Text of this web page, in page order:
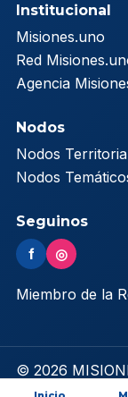
Institucional
Misiones.uno
Red
Agencia
Nodos
Nodos
Nodos
Seguinos
f ◎
Miembro de la
© 2026
reservados